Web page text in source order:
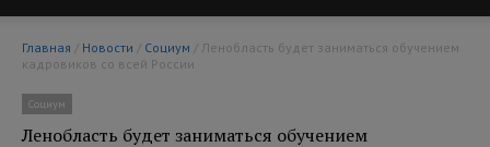
Главная / Новости / Социум
кадровиков со всей России
Социум
Ленобласть будет заниматься обучением